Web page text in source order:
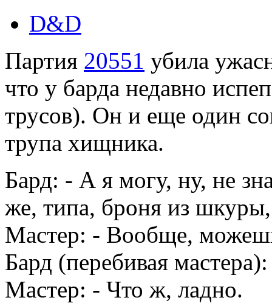
D&D
Партия 20551 убила
что у барда недавно
трусов). Он и еще один
трупа хищника.
Бард: - А я могу, ну, не
же, типа, броня из
Мастер: - Вообще,
Бард (перебивая
Мастер: - Что ж, ладно.